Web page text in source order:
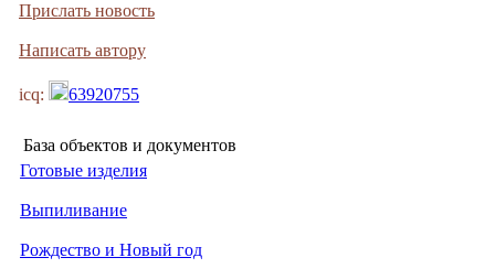
Прислать новость
Написать автору
icq: 63920755
База объектов и документов
Готовые изделия
Выпиливание
Рождество и Новый год